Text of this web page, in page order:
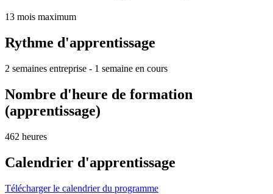
13 mois maximum
Rythme d'apprentissage
2 semaines entreprise - 1 semaine en cours
Nombre d'heure de formation
(apprentissage)
462 heures
Calendrier d'apprentissage
Télécharger le calendrier du programme